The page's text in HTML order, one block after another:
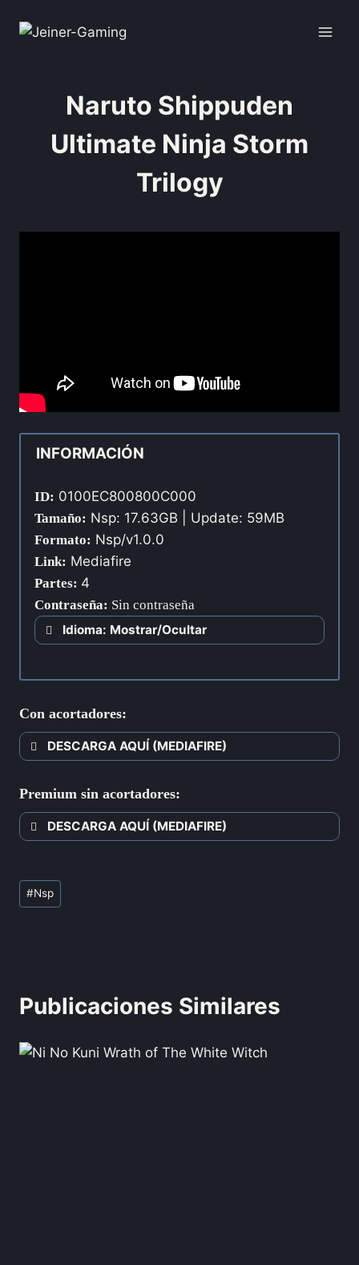
Naruto Shippuden
Ultimate Ninja Storm
Trilogy
INFORMACIÓN
ID: 0100EC800800C000
Tamaño: Nsp: 17.63GB | Update: 59MB
Formato: Nsp/v1.0.0
Link: Mediafire
Partes: 4
Contraseña: Sin contraseña
Idioma: Mostrar/Ocultar
Con acortadores:
DESCARGA AQUÍ (MEDIAFIRE)
Premium sin acortadores:
DESCARGA AQUÍ (MEDIAFIRE)
#Nsp
Publicaciones Similares